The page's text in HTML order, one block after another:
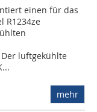
einen für das
R1234ze
luftgekühlte
mehr